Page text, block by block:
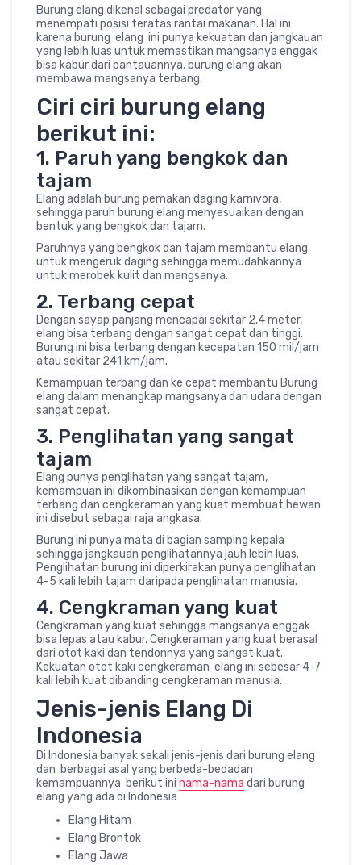
Burung elang dikenal sebagai predator yang
menempati posisi teratas rantai makanan. Hal ini
karena burung elang ini punya kekuatan dan jangkauan
yang lebih luas untuk memastikan mangsanya enggak
bisa kabur dari pantauannya, burung elang akan
membawa mangsanya terbang.
Ciri ciri burung elang
berikut ini:
1. Paruh yang bengkok dan
tajam
Elang adalah burung pemakan daging karnivora,
sehingga paruh burung elang menyesuaikan dengan
bentuk yang bengkok dan tajam.
Paruhnya yang bengkok dan tajam membantu elang
untuk mengeruk daging sehingga memudahkannya
untuk merobek kulit dan mangsanya.
2. Terbang cepat
Dengan sayap panjang mencapai sekitar 2,4 meter,
elang bisa terbang dengan sangat cepat dan tinggi.
Burung ini bisa terbang dengan kecepatan 150 mil/jam
atau sekitar 241 km/jam.
Kemampuan terbang dan ke cepat membantu Burung
elang dalam menangkap mangsanya dari udara dengan
sangat cepat.
3. Penglihatan yang sangat
tajam
Elang punya penglihatan yang sangat tajam,
kemampuan ini dikombinasikan dengan kemampuan
terbang dan cengkeraman yang kuat membuat hewan
ini disebut sebagai raja angkasa.
Burung ini punya mata di bagian samping kepala
sehingga jangkauan penglihatannya jauh lebih luas.
Penglihatan burung ini diperkirakan punya penglihatan
4-5 kali lebih tajam daripada penglihatan manusia.
4. Cengkraman yang kuat
Cengkraman yang kuat sehingga mangsanya enggak
bisa lepas atau kabur. Cengkeraman yang kuat berasal
dari otot kaki dan tendonnya yang sangat kuat.
Kekuatan otot kaki cengkeraman elang ini sebesar 4-7
kali lebih kuat dibanding cengkeraman manusia.
Jenis-jenis Elang Di
Indonesia
Di Indonesia banyak sekali jenis-jenis dari burung elang
dan berbagai asal yang berbeda-bedadan
kemampuannya berikut ini nama-nama dari burung
elang yang ada di Indonesia
Elang Hitam
Elang Brontok
Elang Jawa